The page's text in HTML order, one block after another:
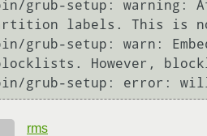
grub-setup: warning:
labels. This is
grub-setup: warn:
However,
rms